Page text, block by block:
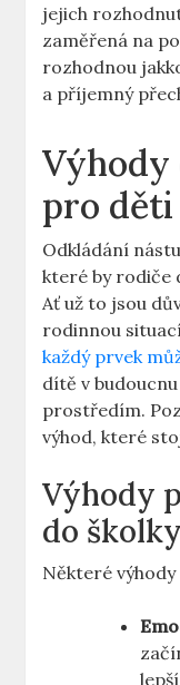
jejich
zaměřená na
rozhodnou
a příjemný
Výhody
pro děti
Odkládání
které by rodiče
Ať už to jsou
rodinnou
každý prvek
dítě v
prostředím.
výhod, které
Výhody
do školky
Některé